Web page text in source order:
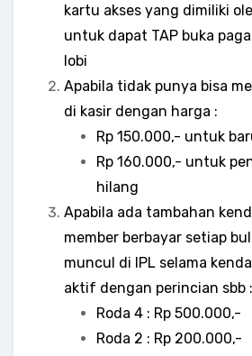
kartu akses yang dimiliki
untuk dapat TAP buka
lobi
Apabila tidak punya bisa
di kasir dengan harga :
Rp 150.000,- untuk
Rp 160.000,- untuk
hilang
Apabila ada tambahan
member berbayar setiap
muncul di IPL selama
aktif dengan perincian sbb :
Roda 4 : Rp 500.000,-
Roda 2 : Rp 200.000,-